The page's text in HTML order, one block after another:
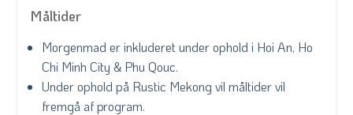
Måltider
Morgenmad er inkluderet under ophold i Hoi An, Ho
Chi Minh City & Phu Qouc.
Under ophold på Rustic Mekong vil måltider vil
fremgå af program.